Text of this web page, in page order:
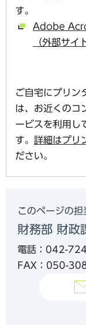
す。
Adobe
（外部サイ
ご自宅にプリン
は、お近くのコ
ービスを利用し
す。 詳細はプリ
ださい。
このページの
財務部 財政
電話：042-
FAX：050-